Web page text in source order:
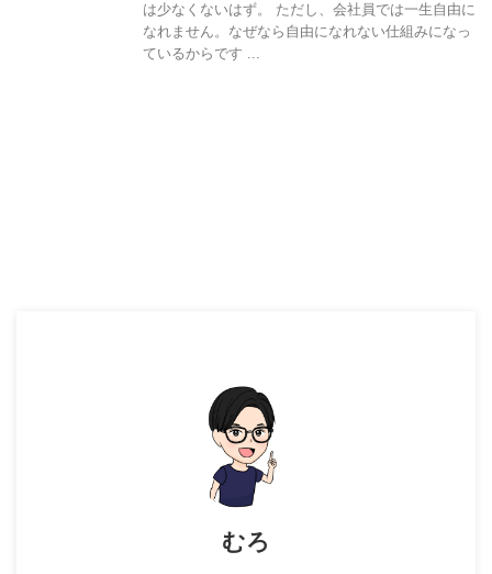
は少なくないはず。 ただし、会社員では一生自由に
なれません。なぜなら自由になれない仕組みになっ
ているからです ...
むろ